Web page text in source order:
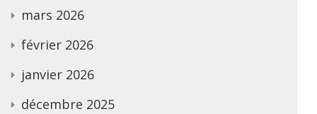
mars 2026
février 2026
janvier 2026
décembre 2025